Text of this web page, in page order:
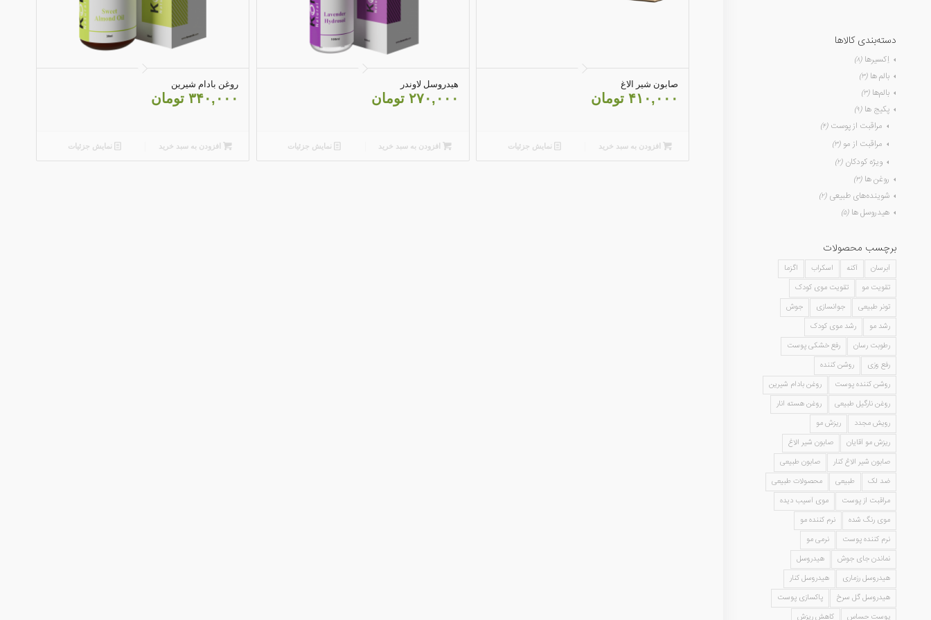
4.79
صابون شیر الاغ
۴۱۰,۰۰۰ تومان
افزودن به سبد خرید نمایش جزئیات
5.00
هیدروسل لاوندر
۲۷۰,۰۰۰ تومان
افزودن به سبد خرید نمایش جزئیات
5.00
روغن بادام شیرین
۳۴۰,۰۰۰ تومان
افزودن به سبد خرید نمایش جزئیات
دسته‌بندی کالاها
اِکسیرها (۸)
بالم ها (۳)
بالم‌ها (۳)
پکیج ها (۹)
مراقبت از پوست (۴)
مراقبت از مو (۳)
ویژه کودکان (۲)
روغن ها (۳)
شوینده‌های طبیعی (۲)
هیدروسل ها (۵)
برچسب محصولات
آبرسان آکنه اسکراب
اگزما
تقویت مو
تقویت موی کودک
تونر طبیعی
جوانسازی
جوش
رشد مو
رشد موی کودک
رطوبت رسان
رفع خشکی پوست
رفع وزی
روشن کننده
روشن کننده پوست
روغن بادام شیرین
روغن نارگیل طبیعی
روغن هسته انار
رویش مجدد
ریزش مو
ریزش مو آقایان
صابون شیر الاغ
صابون شیر الاغ کنار
صابون طبیعی
ضد لک
طبیعی
محصولات طبیعی
مراقبت از پوست
موی آسیب دیده
موی رنگ شده
نرم کننده مو
نرم کننده پوست
نرمی مو
نماندن جای جوش
هیدروسل
هیدروسل رزماری
هیدروسل کنار
هیدروسل گل سرخ
پاکسازی پوست
پوست حساس
کاهش ریزش